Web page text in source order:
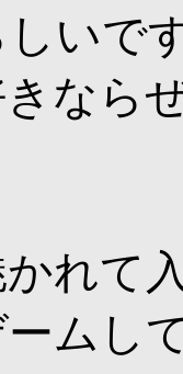
いで
なら
れて
ムし